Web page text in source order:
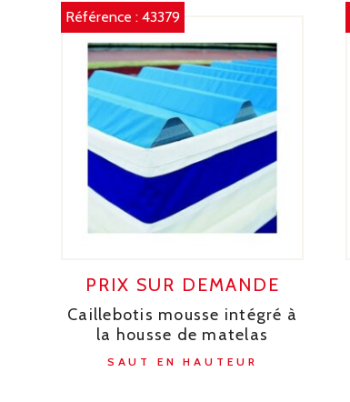
Référence :43379
PRIX SUR DEMANDE
Caillebotis mousse intégré à
la housse de matelas
SAUT EN HAUTEUR